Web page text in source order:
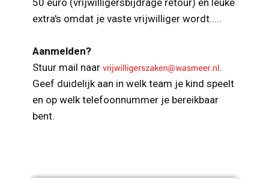
50 euro (vrijwilligersbijdrage retour) en leuke
extra's omdat je vaste vrijwilliger wordt.....
Aanmelden?
Stuur mail naar
.
Geef duidelijk aan in welk team je kind speelt
en op welk telefoonnummer je bereikbaar
bent.